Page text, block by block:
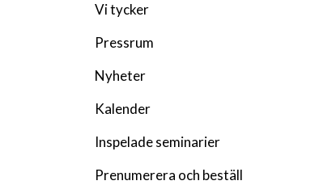
Vi tycker
Pressrum
Nyheter
Kalender
Inspelade seminarier
Prenumerera och beställ